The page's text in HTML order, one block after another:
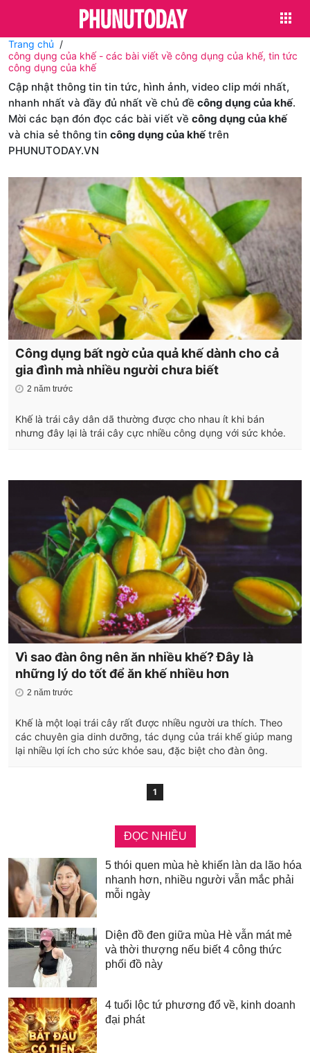
Trang chủ
công dụng của khế - các bài viết về công dụng của khế, tin tức
công dụng của khế
Cập nhật thông tin tin tức, hình ảnh, video clip mới nhất,
nhanh nhất và đầy đủ nhất về chủ đề công dụng của khế.
Mời các bạn đón đọc các bài viết về công dụng của khế
và chia sẻ thông tin công dụng của khếtrên
PHUNUTODAY.VN
Công dụng bất ngờ của quả khế dành cho cả
gia đình mà nhiều người chưa biết
2 năm trước
Khế là trái cây dân dã thường được cho nhau ít khi bán
nhưng đây lại là trái cây cực nhiều công dụng với sức khỏe.
Vì sao đàn ông nên ăn nhiều khế? Đây là
những lý do tốt để ăn khế nhiều hơn
2 năm trước
Khế là một loại trái cây rất được nhiều người ưa thích. Theo
các chuyên gia dinh dưỡng, tác dụng của trái khế giúp mang
lại nhiều lợi ích cho sức khỏe sau, đặc biệt cho đàn ông.
1
ĐỌC NHIỀU
5 thói quen mùa hè khiến làn da lão hóa
nhanh hơn, nhiều người vẫn mắc phải
mỗi ngày
Diện đồ đen giữa mùa Hè vẫn mát mẻ
và thời thượng nếu biết 4 công thức
phối đồ này
4 tuổi lộc tứ phương đổ về, kinh doanh
đại phát